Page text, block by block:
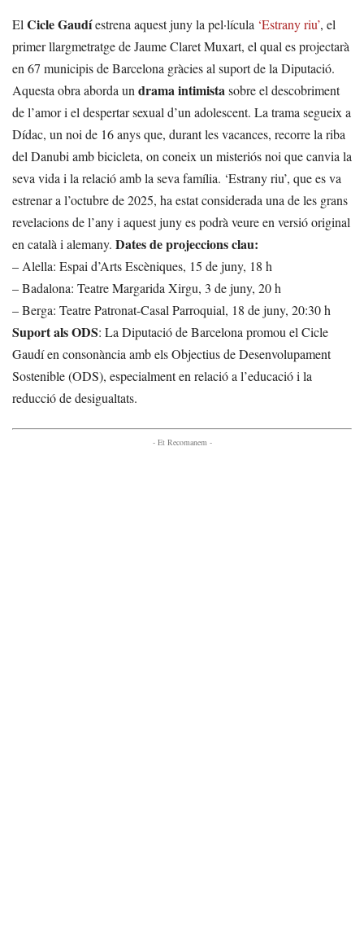
El Cicle Gaudíestrena aquest juny la pel·lícula ‘Estrany riu’, el
primer llargmetratge de Jaume Claret Muxart, el qual es projectarà
en 67 municipis de Barcelona gràcies al suport de la Diputació.
Aquesta obra aborda un drama intimistasobre el descobriment
de l’amor i el despertar sexual d’un adolescent. La trama segueix a
Dídac, un noi de 16 anys que, durant les vacances, recorre la riba
del Danubi amb bicicleta, on coneix un misteriós noi que canvia la
seva vida i la relació amb la seva família. ‘Estrany riu’, que es va
estrenar a l’octubre de 2025, ha estat considerada una de les grans
revelacions de l’any i aquest juny es podrà veure en versió original
en català i alemany. Dates de projeccions clau:
– Alella: Espai d’Arts Escèniques, 15 de juny, 18 h
– Badalona: Teatre Margarida Xirgu, 3 de juny, 20 h
– Berga: Teatre Patronat-Casal Parroquial, 18 de juny, 20:30 h
Suport als ODS: La Diputació de Barcelona promou el Cicle
Gaudí en consonància amb els Objectius de Desenvolupament
Sostenible (ODS), especialment en relació a l’educació i la
reducció de desigualtats.
- Et Recomanem -